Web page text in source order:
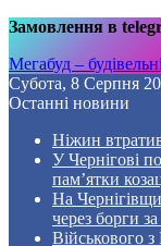
Замовлення в
Мегабуд –
Субота, 8 Серпня
Останні новини
Ніжин
У Чернігові
пам’ятки
На
через борги
Військового